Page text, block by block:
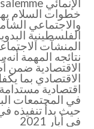
خطوات السلام
والاجتماعي
الفلسطينية
نتائجه المهمة
الاقتصادية ضمن
الاقتصادي بما
اقتصادية
في المجتمعات
في أيار 2021